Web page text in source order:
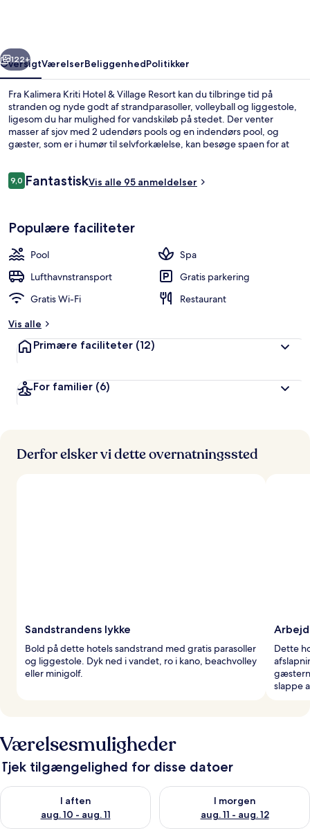
Næste
122+
OversigtVærelserBeliggenhedPolitikker
Fra Kalimera Kriti Hotel & Village Resort kan du tilbringe tid på
stranden og nyde godt af strandparasoller, volleyball og liggestole,
ligesom du har mulighed for vandskiløb på stedet. Der venter
masser af sjov med 2 udendørs pools og en indendørs pool, og
gæster, som er i humør til selvforkælelse, kan besøge spaen for at
godt sted at nyde en kølig drink. Andre højdepunkter på dette
Anmeldelser
9,09,0 ud af 10.
FantastiskVis alle 95 anmeldelser
Populære faciliteter
Pool
Spa
Lufthavnstransport
Gratis parkering
Gratis Wi-Fi
Restaurant
Vis alle
Primære faciliteter (12)
For familier (6)
Derfor elsker vi dette overnatningssted
Sandstrandens lykke
Bold på dette hotels sandstrand med gratis parasoller
og liggestole. Dyk ned i vandet, ro i kano, beachvolley
eller minigolf.
Dette
slappe
Værelsesmuligheder
Tjek tilgængelighed for disse datoer
I aften
aug. 10 - aug. 11
Tjek tilgængelighed for i aften aug. 10 - aug. 11
I morgen
aug. 11 - aug. 12
Tjek tilgængelighed for i